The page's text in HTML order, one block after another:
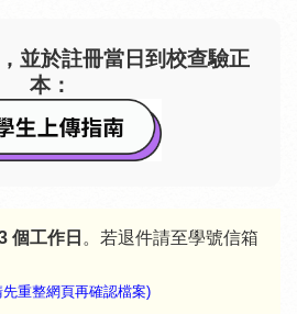
並於註冊當日到校查驗正
本：
個工作日 。若退件請至學號信箱
重整網頁再確認檔案)